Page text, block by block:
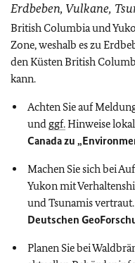
Erdbeben, Vulkane,
British Columbia und
Zone, weshalb es zu
den Küsten British
kann.
Achten Sie auf
und ggf.Hinweise
Canada zu
Machen Sie sich bei
Yukon mit
und Tsunamis
Deutschen
Planen Sie bei